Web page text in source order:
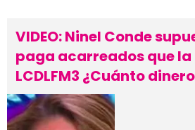
VIDEO: Ninel Conde
paga acarreados que la
LCDLFM3 ¿Cuánto